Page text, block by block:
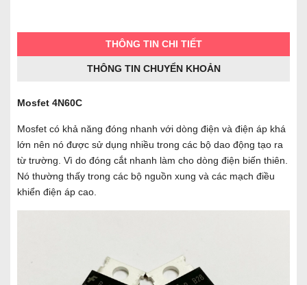
THÔNG TIN CHI TIẾT
THÔNG TIN CHUYỂN KHOẢN
Mosfet 4N60C
Mosfet có khả năng đóng nhanh với dòng điện và điện áp khá
lớn nên nó được sử dụng nhiều trong các bộ dao động tạo ra
từ trường. Vì do đóng cắt nhanh làm cho dòng điện biến thiên.
Nó thường thấy trong các bộ nguồn xung và các mạch điều
khiển điện áp cao.